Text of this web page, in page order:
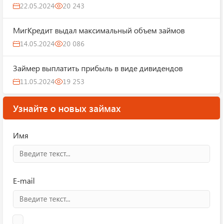
22.05.2024 20 243
МигКредит выдал максимальный объем займов
14.05.2024 20 086
Займер выплатить прибыль в виде дивидендов
11.05.2024 19 253
Узнайте о новых займах
Имя
E-mail